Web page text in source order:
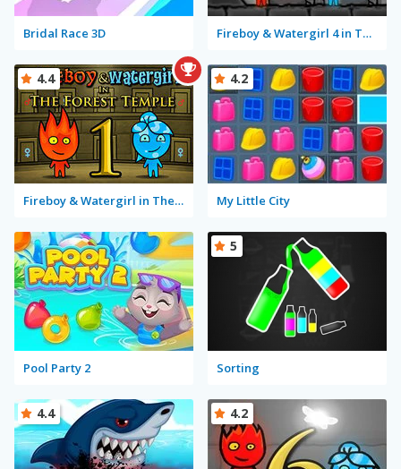
Bridal Race 3D Fireboy & Watergirl 4 in The Crystal Temple
Fireboy & Watergirl in The Forest Temple
4.4
My Little City
4.2
Pool Party 2 Sorting
5
4.4 4.2